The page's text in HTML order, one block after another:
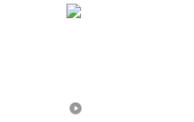
vv芬芬反弹广发银行记忆哦
规矩发一条同一个姑姐g一个